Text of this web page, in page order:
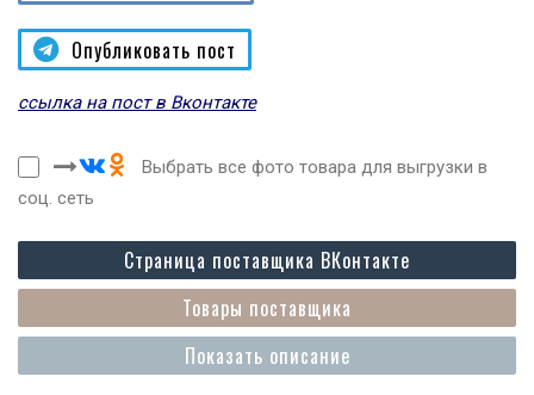
Опубликовать пост
ссылка на пост в Вконтакте
Выбрать все фото товара для выгрузки в
соц. сеть
Показать описание
Товары поставщика
Страница поставщика ВКонтакте